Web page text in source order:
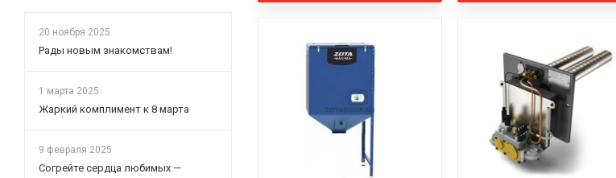
20 ноября 2025
Рады новым знакомствам!
1 марта 2025
Жаркий комплимент к 8 марта
9 февраля 2025
Согрейте сердца любимых —